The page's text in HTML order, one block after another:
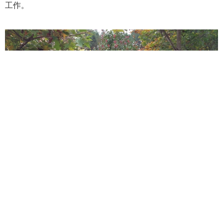
工作。